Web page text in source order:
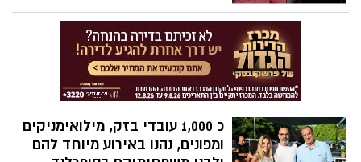
ישראל שנרצחו בידי מחבלי ארגון הטרור
חמאס במנהרה ברפיח בשבוע שעבר - לצד
חמישה חטופים נוספים. משפחתה התירה
אמש לפרסם את הסרטון קורע הלב, שבו בין
היתר פונה כרמל לקרוביה ואומרת: "משפחה
יקרה שלי, אני מקווה שיש לי משפחה לחזור
שהסיוט הזה ייגמר, אני אוהבת אתכם"
כ 1,000 עובדי בזק, מילואימניקים
ומפונים, נהנו באירוע מיוחד להם